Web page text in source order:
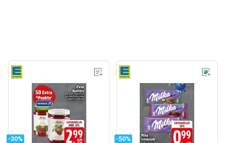
-30% -50%